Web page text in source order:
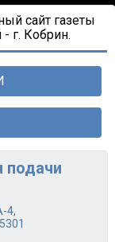
сайт газеты
г. Кобрин.
подачи
4,